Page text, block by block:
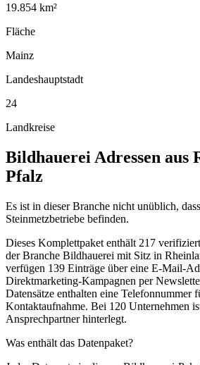
19.854 km²
Fläche
Mainz
Landeshauptstadt
24
Landkreise
Bildhauerei Adressen aus
Pfalz
Es ist in dieser Branche nicht unüblich,
Steinmetzbetriebe befinden.
Dieses Komplettpaket enthält 217
der Branche Bildhauerei mit Sitz in
verfügen 139 Einträge über eine E-Mail-
Direktmarketing-Kampagnen per
Datensätze enthalten eine Telefonnummer
Kontaktaufnahme. Bei 120 Unternehmen
Ansprechpartner hinterlegt.
Was enthält das Datenpaket?